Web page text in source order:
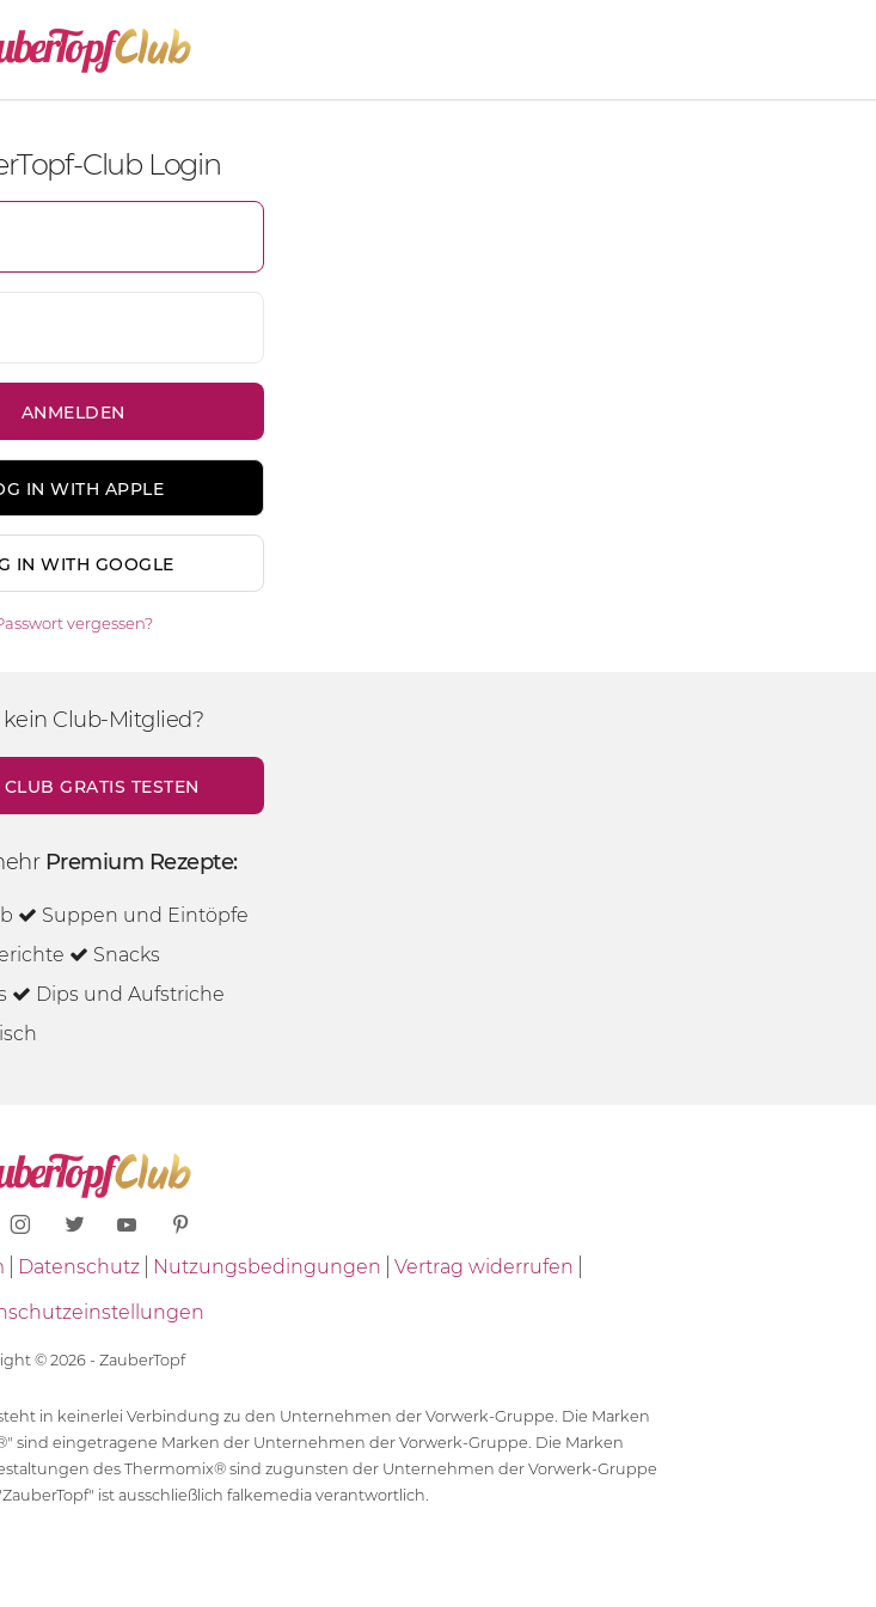
Club Login
IN WITH APPLE
IN WITH GOOGLE
vergessen?
kein Club-Mitglied?
CLUB GRATIS TESTEN
Premium Rezepte:
Suppen und Eintöpfe
Snacks
Dips und Aufstriche
Datenschutz Nutzungsbedingungen
Vertrag widerrufen
© 2026 - ZauberTopf
in keinerlei Verbindung zu den Unternehmen der Vorwerk-Gruppe. Die Marken
eingetragene Marken der Unternehmen der Vorwerk-Gruppe. Die Marken
des Thermomix® sind zugunsten der Unternehmen der Vorwerk-Gruppe
ist ausschließlich falkemedia verantwortlich.